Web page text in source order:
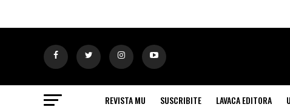
REVISTA MU SUSCRIBITE LAVACA EDITORA